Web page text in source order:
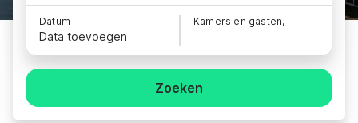
Datum
Data toevoegen
Kamers en gasten,
Zoeken